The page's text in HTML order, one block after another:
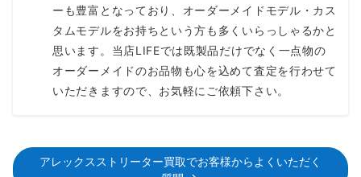
ーも豊富となっており、オーダーメイドモデル・カス
タムモデルをお持ちという方も多くいらっしゃるかと
思います。当店LIFEでは既製品だけでなく一点物の
オーダーメイドのお品物も心を込めて査定を行わせて
いただきますので、お気軽にご依頼下さい。
アレックスストリーター買取でお客様からよくいただく